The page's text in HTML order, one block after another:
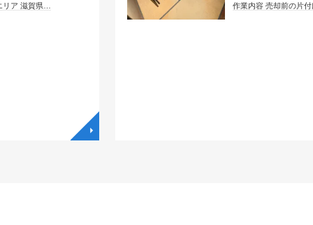
作業内容 売却前の片付け …